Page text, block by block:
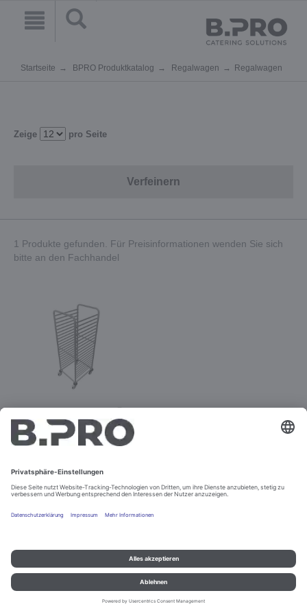
Startseite BPRO Produktkatalog Regalwagen Regalwagen
Zeige pro Seite
Verfeinern
1 Produkte gefunden. Für Preisinformationen wenden Sie sich
bitte an den Fachhandel
RWR 161-20
Impressum und Datenschutz Kontakt
Rechtliche Hinweise
© B.PRO Catering Solutions 2022